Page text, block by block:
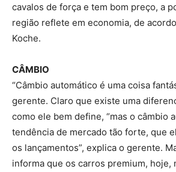
cavalos de força e tem bom preço, a
região reflete em economia, de
Koche.
CÂMBIO
“Câmbio automático é uma coisa
gerente. Claro que existe uma
como ele bem define, “mas o câmbio
tendência de mercado tão forte, que
os lançamentos”, explica o gerente.
informa que os carros premium, hoje,